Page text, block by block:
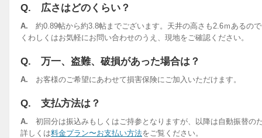
Q. 広さはどのくらい？
A. 約0.89帖から約3.8帖までございます。天井の高さも2.6ｍあるの
くわしくはお気軽にお問い合わせのうえ、現地をご確認ください。
Q. 万一、盗難、破損があった場合は？
A. お客様のご希望にあわせて損害保険にご加入いただけます。
Q. 支払方法は？
A. 初回分は振込みもしくはご持参となりますが、以降は自動振替の
詳しくは料金プラン〜お支払い方法をご覧ください。